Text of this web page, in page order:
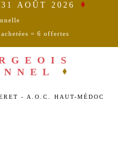
AOÛT 2026
= 6 offertes
- A.O.C. HAUT-MÉDOC